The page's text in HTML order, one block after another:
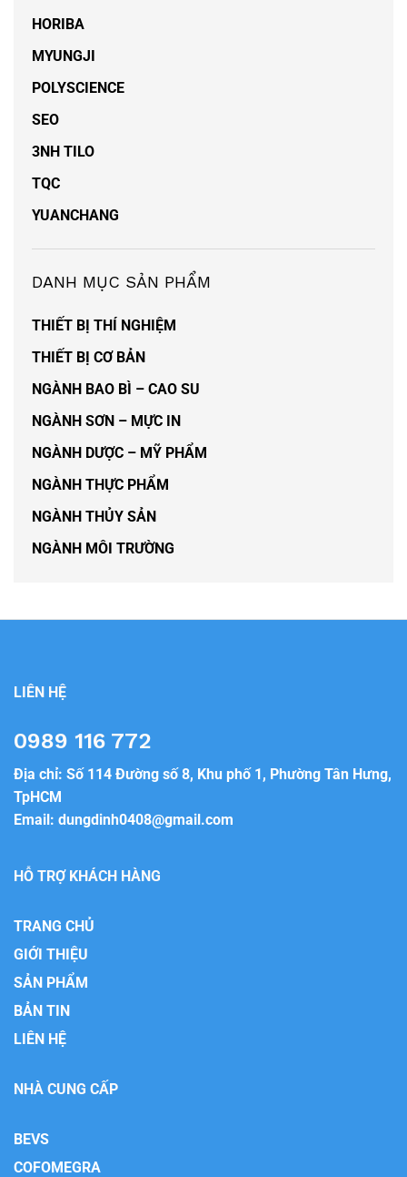
HORIBA
MYUNGJI
POLYSCIENCE
SEO
3NH TILO
TQC
YUANCHANG
DANH MỤC SẢN PHẨM
THIẾT BỊ THÍ NGHIỆM
THIẾT BỊ CƠ BẢN
NGÀNH BAO BÌ – CAO SU
NGÀNH SƠN – MỰC IN
NGÀNH DƯỢC – MỸ PHẨM
NGÀNH THỰC PHẨM
NGÀNH THỦY SẢN
NGÀNH MÔI TRƯỜNG
LIÊN HỆ
0989 116 772
Địa chỉ: Số 114 Đường số 8, Khu phố 1, Phường Tân Hưng,
TpHCM
Email: dungdinh0408@gmail.com
HỖ TRỢ KHÁCH HÀNG
TRANG CHỦ
GIỚI THIỆU
SẢN PHẨM
BẢN TIN
LIÊN HỆ
NHÀ CUNG CẤP
BEVS
COFOMEGRA